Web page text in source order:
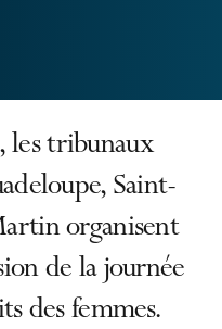
les tribunaux
Saint-
organisent
de la journée
des femmes.